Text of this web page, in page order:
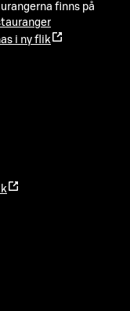
finns på
i ny flik